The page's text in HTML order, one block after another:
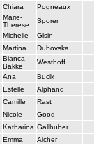
Chiara
Pogneaux
Marie-
Therese
Sporer
Michelle
Gisin
Martina
Dubovska
Bianca
Bakke
Westhoff
Ana
Bucik
Estelle
Alphand
Camille
Rast
Nicole
Good
Katharina Gallhuber
Emma
Aicher